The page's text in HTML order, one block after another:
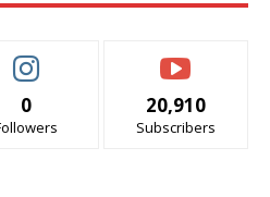
0 20,910
Subscribers